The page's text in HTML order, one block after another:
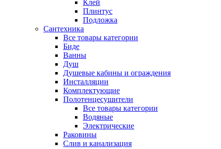
Клей
Плинтус
Подложка
Сантехника
Все товары категории
Биде
Ванны
Душ
Душевые кабины и ограждения
Инсталляции
Комплектующие
Полотенцесушители
Все товары категории
Водяные
Электрические
Раковины
Слив и канализация